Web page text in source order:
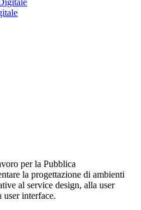
per la Pubblica
la progettazione di ambienti
al service design, alla user
user interface.